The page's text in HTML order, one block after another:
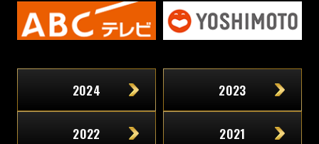
2024 2023
2022 2021